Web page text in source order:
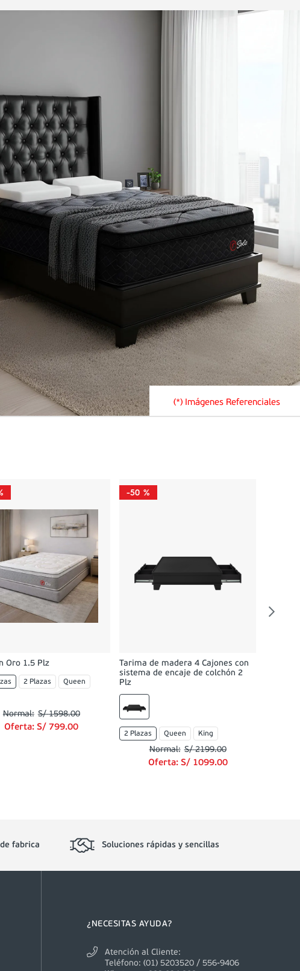
(*) Imágenes Referenciales
Oro 1.5 Plz
2 Plazas Queen
S/ 1598.00
Oferta:S/ 799.00
-50 %
Tarima de madera 4 Cajones con
sistema de encaje de colchón 2
Plz
2 Plazas Queen King
S/ 2199.00
Oferta: S/ 1099.00
Queen
fabrica Soluciones rápidas y sencillas
¿NECESITAS AYUDA?
Atención al Cliente:
Teléfono: (01) 5203520 / 556-9406